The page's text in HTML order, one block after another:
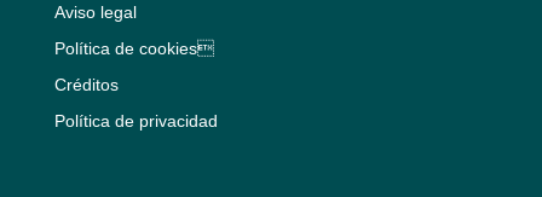
Aviso legal
Política de cookies
Créditos
Política de privacidad